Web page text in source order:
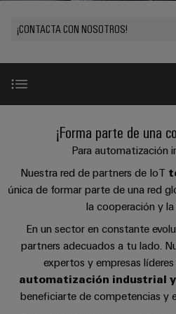
las
se
de
energía
Soluciones
productos
sistemas
de
almacenamiento
de
energía
Ethernet
Tecnología
IN
de
conexión
PUSH
IN
u-
OS
edge
para
impreso
componentes
de
paso
cables
y
componentes
Cables
personalizado
Fast
Service
Consultoría
ingeniería
digital
Connectivity
Consulting
Empresa
y
Compliance
Ubicaciones
Información
gestión
y
certificados
Orange
PREVIA
Ventas
Cliente
Dónde
de
Venta
Subscripción
al
Newsletter
¡CONTACTA CON NOSOTROS!
Partners Integradores IoT
Colaboración
Tus ventajas
Partners Integradores IoT
Servicios integrales
¡Forma parte de una
Para automatización
Nuestra red de partners de IoT
única de formar parte de una red
la cooperación y la
En un sector en constante
partners adecuados a tu lado.
expertos y empresas
automatización industrial y
beneficiarte de competencias y